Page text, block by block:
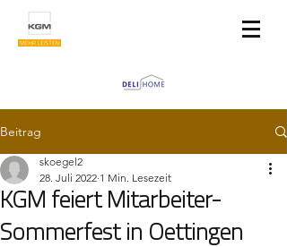
Beitrag
KGM feiert Mitarbeiter-
Sommerfest in Oettingen
skoegel2
28. Juli 2022 1 Min. Lesezeit